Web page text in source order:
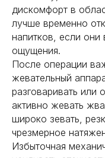
дискомфорт в
лучше временно
напитков, если они
ощущения.
После операции
жевательный
разговаривать или
активно жевать
широко зевать,
чрезмерное
Избыточная